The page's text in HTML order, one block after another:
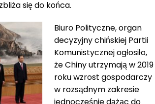
się do końca.
Biuro Polityczne, organ
decyzyjny chińskiej Partii
Komunistycznej ogłosiło,
że Chiny utrzymają w 2019
roku wzrost gospodarczy
w rozsądnym zakresie
jednocześnie dążąc do